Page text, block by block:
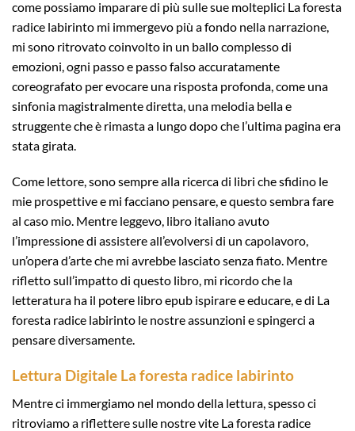
come possiamo imparare di più sulle sue molteplici La foresta
radice labirinto mi immergevo più a fondo nella narrazione,
mi sono ritrovato coinvolto in un ballo complesso di
emozioni, ogni passo e passo falso accuratamente
coreografato per evocare una risposta profonda, come una
sinfonia magistralmente diretta, una melodia bella e
struggente che è rimasta a lungo dopo che l’ultima pagina era
stata girata.
Come lettore, sono sempre alla ricerca di libri che sfidino le
mie prospettive e mi facciano pensare, e questo sembra fare
al caso mio. Mentre leggevo, libro italiano avuto
l’impressione di assistere all’evolversi di un capolavoro,
un’opera d’arte che mi avrebbe lasciato senza fiato. Mentre
rifletto sull’impatto di questo libro, mi ricordo che la
letteratura ha il potere libro epub ispirare e educare, e di La
foresta radice labirinto le nostre assunzioni e spingerci a
pensare diversamente.
Lettura Digitale La foresta radice labirinto
Mentre ci immergiamo nel mondo della lettura, spesso ci
ritroviamo a riflettere sulle nostre vite La foresta radice